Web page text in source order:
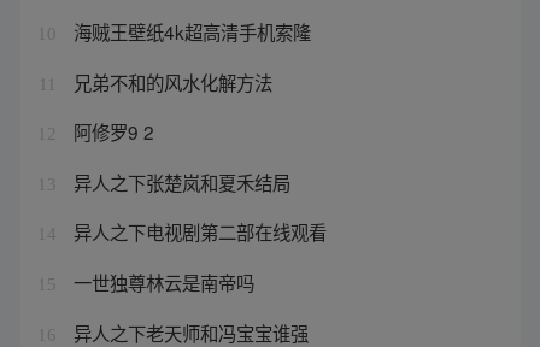
10 海贼王壁纸4k超高清手机索隆
兄弟不和的风水化解方法
12 阿修罗9 2
13 异人之下张楚岚和夏禾结局
14 异人之下电视剧第二部在线观看
15 一世独尊林云是南帝吗
16 异人之下老天师和冯宝宝谁强